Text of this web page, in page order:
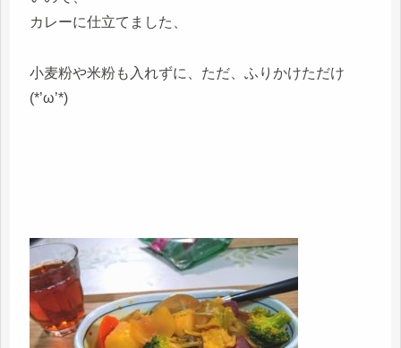
カレーに仕立てました、
小麦粉や米粉も入れずに、ただ、ふりかけただけ
(*’ω’*)